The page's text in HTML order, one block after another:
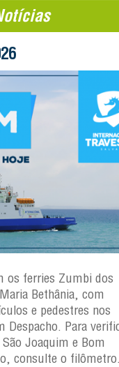
os ferries Zumbi dos
Bethânia, com
e pedestres nos
Despacho. Para
Joaquim e Bom
consulte o